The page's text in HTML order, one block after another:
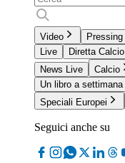
Video Pressing
Live
Diretta Calcio
News Live
Calcio
Un libro a settimana
Speciali Europei
Seguici anche su